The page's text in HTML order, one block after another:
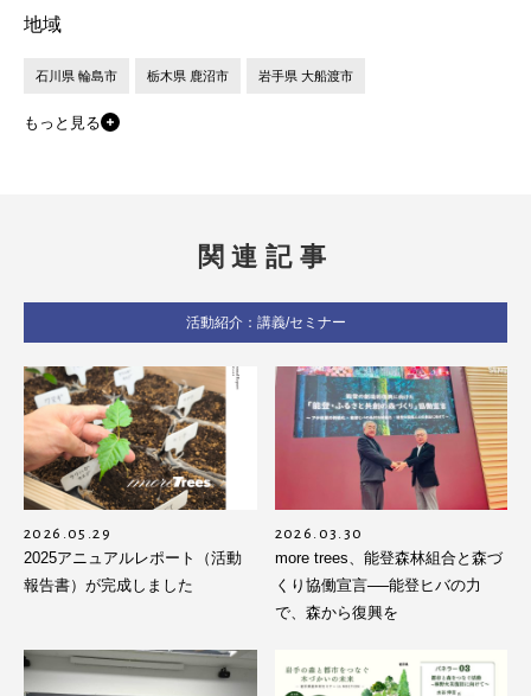
地域
石川県 輪島市 栃木県 鹿沼市 岩手県 大船渡市
もっと見る
関連記事
活動紹介：講義/セミナー
2026.05.29
2025アニュアルレポート（活動
報告書）が完成しました
2026.03.30
more trees、能登森林組合と森づ
くり協働宣言──能登ヒバの力
で、森から復興を